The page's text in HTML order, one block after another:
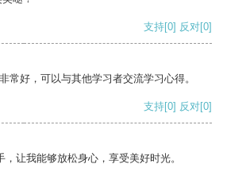
支持[0] 反对[0]
常好，可以与其他学习者交流学习心得。
支持[0] 反对[0]
让我能够放松身心，享受美好时光。